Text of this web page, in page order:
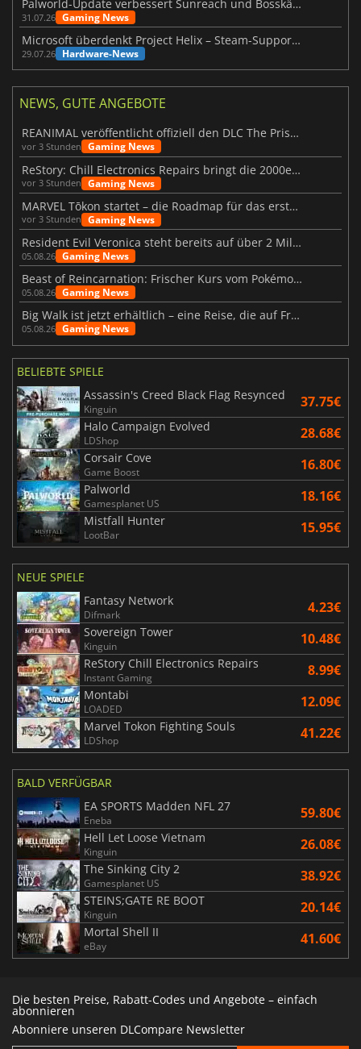
Palworld-Update verbessert Sunreach und Bosskämpfe deutlich
31.07.26 Gaming News
Microsoft überdenkt Project Helix – Steam-Support gefährdet
29.07.26 Hardware-News
NEWS, GUTE ANGEBOTE
REANIMAL veröffentlicht offiziell den DLC The Prisoner
vor 3 Stunden Gaming News
ReStory: Chill Electronics Repairs bringt die 2000er zurück
vor 3 Stunden Gaming News
MARVEL Tōkon startet – die Roadmap für das erste Jahr wurde vorgestellt
vor 3 Stunden Gaming News
Resident Evil Veronica steht bereits auf über 2 Millionen Wunschlisten
05.08.26 Gaming News
Beast of Reincarnation: Frischer Kurs vom Pokémon-Studio
05.08.26 Gaming News
Big Walk ist jetzt erhältlich – eine Reise, die auf Freundschaft basiert
05.08.26 Gaming News
BELIEBTE SPIELE
Assassin's Creed Black Flag Resynced
Kinguin 37.75€
Halo Campaign Evolved
LDShop 28.68€
Corsair Cove
Game Boost 16.80€
Palworld
Gamesplanet US 18.16€
Mistfall Hunter
LootBar 15.95€
NEUE SPIELE
Fantasy Network
Difmark 4.23€
Sovereign Tower
Kinguin 10.48€
ReStory Chill Electronics Repairs
Instant Gaming 8.99€
Montabi
LOADED 12.09€
Marvel Tokon Fighting Souls
LDShop 41.22€
BALD VERFÜGBAR
EA SPORTS Madden NFL 27
Eneba 59.80€
Hell Let Loose Vietnam
Kinguin 26.08€
The Sinking City 2
Gamesplanet US 38.92€
STEINS;GATE RE BOOT
Kinguin 20.14€
Mortal Shell II
eBay 41.60€
Die besten Preise, Rabatt-Codes und Angebote – einfach
abonnieren
Abonniere unseren DLCompare Newsletter